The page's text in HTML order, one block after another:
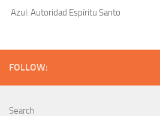
Azul: Autoridad Espíritu Santo
FOLLOW:
Search